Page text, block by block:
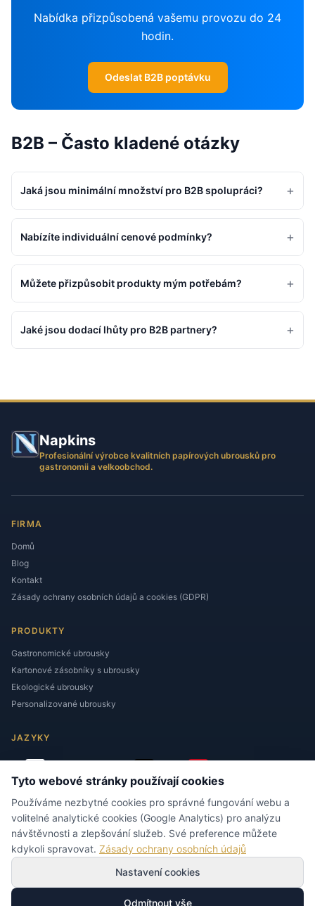
Nabídka přizpůsobená vašemu provozu do 24
hodin.
Odeslat B2B poptávku
B2B – Často kladené otázky
Jaká jsou minimální množství pro B2B spolupráci? +
Nabízíte individuální cenové podmínky? +
Můžete přizpůsobit produkty mým potřebám? +
Jaké jsou dodací lhůty pro B2B partnery? +
Napkins
Profesionální výrobce kvalitních papírových ubrousků pro
gastronomii a velkoobchod.
FIRMA
Domů
Blog
Kontakt
Zásady ochrany osobních údajů a cookies (GDPR)
PRODUKTY
Gastronomické ubrousky
Kartonové zásobníky s ubrousky
Ekologické ubrousky
Personalizované ubrousky
JAZYKY
KONTAKT
biuro@napkins.com.pl
ul. Spółdzielcza 1
Tyto webové stránky používají cookies
Používáme nezbytné cookies pro správné fungování webu a
volitelné analytické cookies (Google Analytics) pro analýzu
návštěvnosti a zlepšování služeb. Své preference můžete
kdykoli spravovat. Zásady ochrany osobních údajů
Nastavení cookies
Odmítnout vše